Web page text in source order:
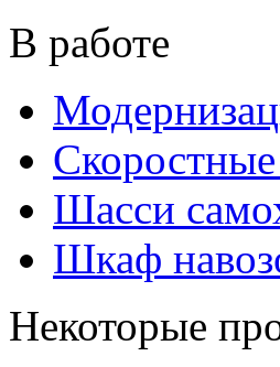
В работе
Шасси
Шкаф
Некоторые